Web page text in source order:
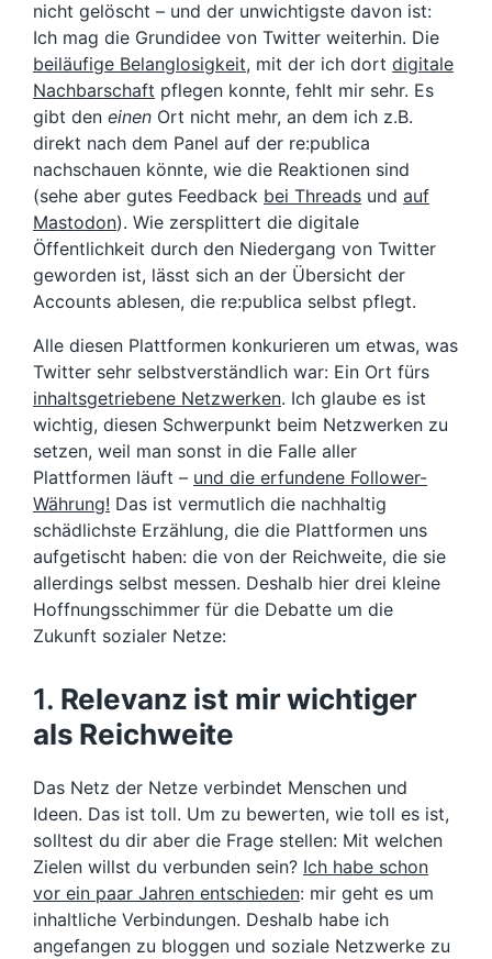
nicht gelöscht – und der unwichtigste davon ist:
Ich mag die Grundidee von Twitter weiterhin. Die
beiläufige Belanglosigkeit, mit der ich dort digitale
Nachbarschaft pflegen konnte, fehlt mir sehr. Es
gibt den einen Ort nicht mehr, an dem ich z.B.
direkt nach dem Panel auf der re:publica
nachschauen könnte, wie die Reaktionen sind
(sehe aber gutes Feedback bei Threads und auf
Mastodon). Wie zersplittert die digitale
Öffentlichkeit durch den Niedergang von Twitter
geworden ist, lässt sich an der Übersicht der
Accounts ablesen, die re:publica selbst pflegt.
Alle diesen Plattformen konkurieren um etwas, was
Twitter sehr selbstverständlich war: Ein Ort fürs
inhaltsgetriebene Netzwerken. Ich glaube es ist
wichtig, diesen Schwerpunkt beim Netzwerken zu
setzen, weil man sonst in die Falle aller
Plattformen läuft – und die erfundene Follower-
Währung! Das ist vermutlich die nachhaltig
schädlichste Erzählung, die die Plattformen uns
aufgetischt haben: die von der Reichweite, die sie
allerdings selbst messen. Deshalb hier drei kleine
Hoffnungsschimmer für die Debatte um die
Zukunft sozialer Netze:
1. Relevanz ist mir wichtiger
als Reichweite
Das Netz der Netze verbindet Menschen und
Ideen. Das ist toll. Um zu bewerten, wie toll es ist,
solltest du dir aber die Frage stellen: Mit welchen
Zielen willst du verbunden sein? Ich habe schon
vor ein paar Jahren entschieden: mir geht es um
inhaltliche Verbindungen. Deshalb habe ich
angefangen zu bloggen und soziale Netzwerke zu